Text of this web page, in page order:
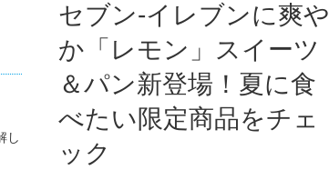
し
セブン‐イレブンに爽や
か「レモン」スイーツ
＆パン新登場！夏に食
べたい限定商品をチェ
ック